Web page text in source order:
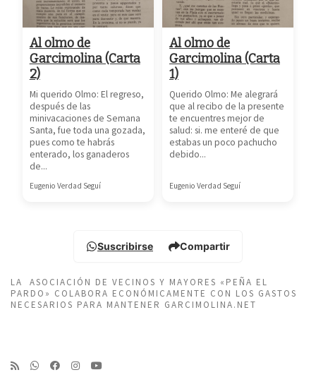
Al olmo de
Garcimolina (Carta
2)
Mi querido Olmo: El regreso,
después de las
minivacaciones de Semana
Santa, fue toda una gozada,
pues como te habrás
enterado, los ganaderos
de...
Eugenio Verdad Seguí
Al olmo de
Garcimolina (Carta
1)
Querido Olmo: Me alegrará
que al recibo de la presente
te encuentres mejor de
salud: si. me enteré de que
estabas un poco pachucho
debido...
Eugenio Verdad Seguí
Suscribirse Compartir
LA ASOCIACIÓN DE VECINOS Y MAYORES «PEÑA EL
PARDO» COLABORA ECONÓMICAMENTE CON LOS GASTOS
NECESARIOS PARA MANTENER GARCIMOLINA.NET